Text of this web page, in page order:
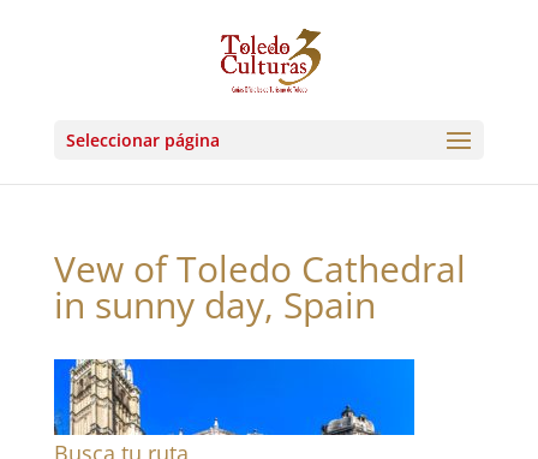
Seleccionar página
Vew of Toledo Cathedral
in sunny day, Spain
Busca tu ruta